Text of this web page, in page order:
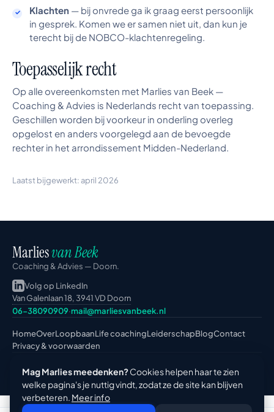
Klachten — bij onvrede ga ik graag eerst persoonlijk
in gesprek. Komen we er samen niet uit, dan kun je
terecht bij de NOBCO-klachtenregeling.
Toepasselijk recht
Op alle overeenkomsten met Marlies van Beek —
Coaching & Advies is Nederlands recht van toepassing.
Geschillen worden bij voorkeur in onderling overleg
opgelost en anders voorgelegd aan de bevoegde
rechter in het arrondissement Midden-Nederland.
Laatst bijgewerkt: april 2026
Marliesvan Beek
Coaching & Advies — Doorn.
Volg op LinkedIn
Van Galenlaan 18, 3941 VD Doorn
06-38090909·mail@marliesvanbeek.nl
HomeOverLoopbaanLife coachingLeiderschapBlogContact
Privacy & voorwaarden
gecertificeerd ·Cookie-instellingen
Mag Marlies meedenken?Cookies helpen haar te zien
welke pagina's je nuttig vindt, zodat ze de site kan blijven
verbeteren. Meer info